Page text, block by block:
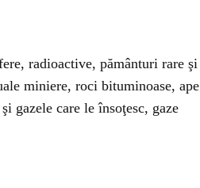
radioactive, pământuri rare şi
miniere, roci bituminoase, ape
gazele care le însoţesc, gaze